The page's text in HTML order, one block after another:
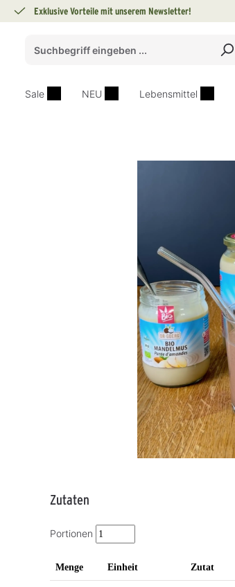
Zur Hauptnavigation springen
Exklusive Vorteile mit unserem Newsletter!
Sale NEU Lebensmittel
Zutaten
Portionen
Menge Einheit Zutat